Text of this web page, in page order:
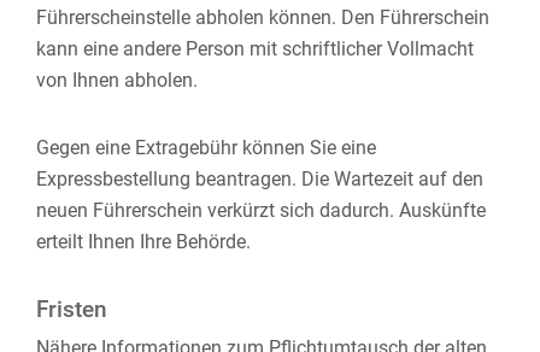
Führerscheinstelle abholen können. Den Führerschein
kann eine andere Person mit schriftlicher Vollmacht
von Ihnen abholen.
Gegen eine Extragebühr können Sie eine
Expressbestellung beantragen. Die Wartezeit auf den
neuen Führerschein verkürzt sich dadurch. Auskünfte
erteilt Ihnen Ihre Behörde.
Fristen